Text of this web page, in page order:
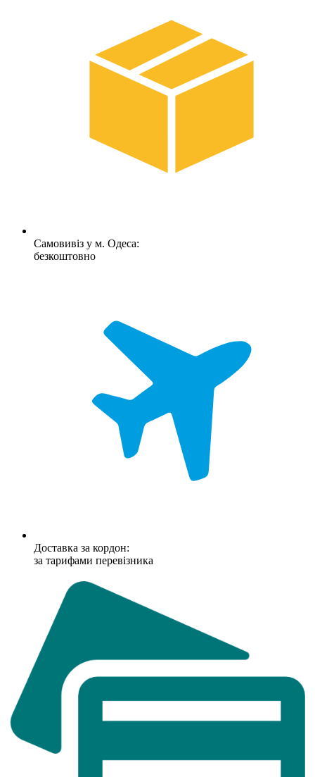
Самовивіз у м. Одеса:
безкоштовно
Доставка за кордон:
за тарифами перевізника